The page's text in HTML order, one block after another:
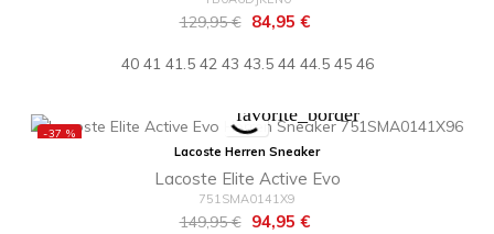
Regulärer
129,95 € Preis
84,95 €
40 41 41.5 42 43 43.5 44 44.5 45 46
-37 %
favorite_border
Lacoste Herren Sneaker
Lacoste Elite Active Evo
751SMA0141X9
Regulärer
149,95 € Preis
94,95 €